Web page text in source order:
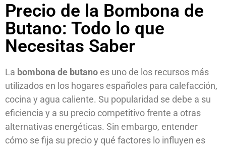
Precio de la Bombona de
Butano: Todo lo que
Necesitas Saber
La bombona de butano es uno de los recursos más
utilizados en los hogares españoles para calefacción,
cocina y agua caliente. Su popularidad se debe a su
eficiencia y a su precio competitivo frente a otras
alternativas energéticas. Sin embargo, entender
cómo se fija su precio y qué factores lo influyen es